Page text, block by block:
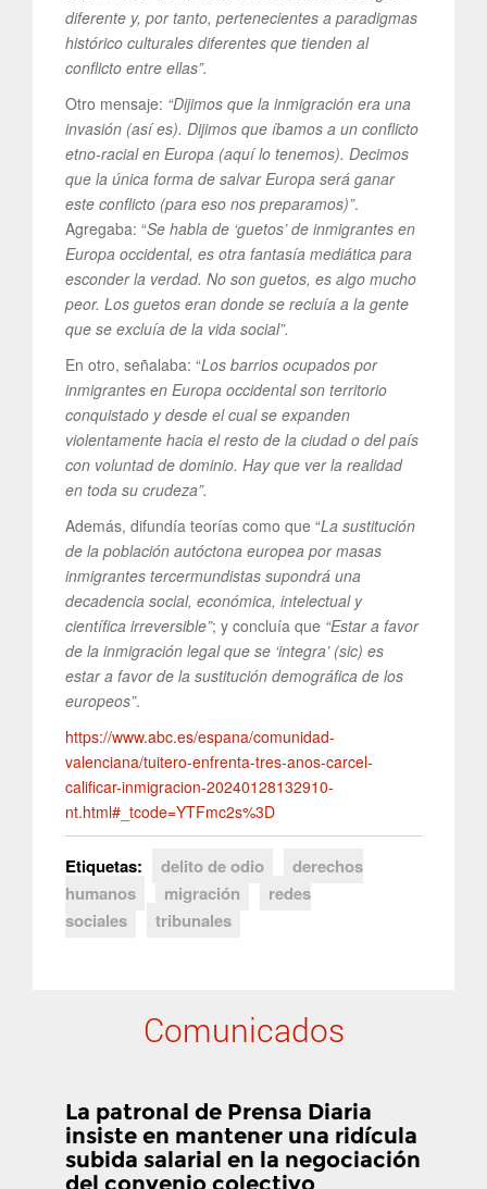
diferente y, por tanto, pertenecientes a paradigmas
histórico culturales diferentes que tienden al
conflicto entre ellas”.
Otro mensaje: “Dijimos que la inmigración era una
invasión (así es). Dijimos que íbamos a un conflicto
etno-racial en Europa (aquí lo tenemos). Decimos
que la única forma de salvar Europa será ganar
este conflicto (para eso nos preparamos)”.
Agregaba: “Se habla de ‘guetos’ de inmigrantes en
Europa occidental, es otra fantasía mediática para
esconder la verdad. No son guetos, es algo mucho
peor. Los guetos eran donde se recluía a la gente
que se excluía de la vida social”.
En otro, señalaba: “Los barrios ocupados por
inmigrantes en Europa occidental son territorio
conquistado y desde el cual se expanden
violentamente hacia el resto de la ciudad o del país
con voluntad de dominio. Hay que ver la realidad
en toda su crudeza”.
Además, difundía teorías como que “La sustitución
de la población autóctona europea por masas
inmigrantes tercermundistas supondrá una
decadencia social, económica, intelectual y
científica irreversible”; y concluía que “Estar a favor
de la inmigración legal que se ‘integra’ (sic) es
estar a favor de la sustitución demográfica de los
europeos”.
https://www.abc.es/espana/comunidad-
valenciana/tuitero-enfrenta-tres-anos-carcel-
calificar-inmigracion-20240128132910-
nt.html#_tcode=YTFmc2s%3D
Etiquetas: delito de odio
derechos
humanos
migración
redes
sociales
tribunales
Comunicados
La patronal de Prensa Diaria
insiste en mantener una ridícula
subida salarial en la negociación
del convenio colectivo